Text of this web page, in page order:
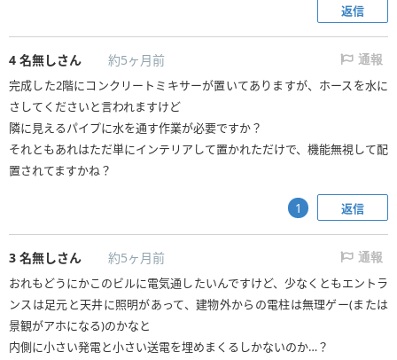
返信
4 名無しさん 約5ヶ月前 通報
完成した2階にコンクリートミキサーが置いてありますが、ホースを水に
さしてくださいと言われますけど
隣に見えるパイプに水を通す作業が必要ですか？
それともあれはただ単にインテリアして置かれただけで、機能無視して配
置されてますかね？
返信
1
3 名無しさん 約5ヶ月前 通報
おれもどうにかこのビルに電気通したいんですけど、少なくともエントラ
ンスは足元と天井に照明があって、建物外からの電柱は無理ゲー(または
景観がアホになる)のかなと
内側に小さい発電と小さい送電を埋めまくるしかないのか…？